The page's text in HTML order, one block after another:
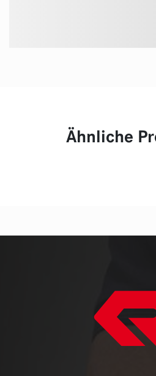
Ähnliche